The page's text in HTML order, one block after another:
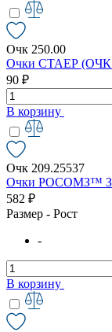
Очк 250.00
Очки СТАЕР
90 ₽
В корзину
Очк 209.25537
Очки РОСОМЗ™
582 ₽
Размер - Рост
-
В корзину